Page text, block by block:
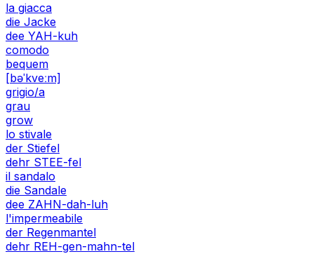
la giacca
die Jacke
dee YAH-kuh
comodo
bequem
[bəˈkveːm]
grigio/a
grau
grow
lo stivale
der Stiefel
dehr STEE-fel
il sandalo
die Sandale
dee ZAHN-dah-luh
l'impermeabile
der Regenmantel
dehr REH-gen-mahn-tel